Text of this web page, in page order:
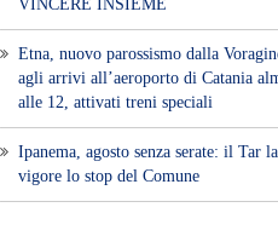
VINCERE INSIEME
Etna, nuovo parossismo dalla
agli arrivi all’aeroporto di Catania
alle 12, attivati treni speciali
Ipanema, agosto senza serate: il Tar
vigore lo stop del Comune